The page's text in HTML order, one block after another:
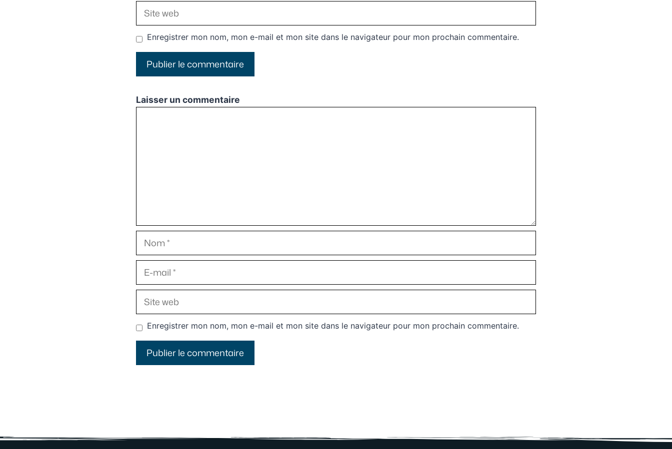
Site
web
Enregistrer mon nom, mon e-mail et mon site dans le navigateur pour mon prochain commentaire.
Laisser un commentaire
Nom
E-
mail
Site
web
Enregistrer mon nom, mon e-mail et mon site dans le navigateur pour mon prochain commentaire.